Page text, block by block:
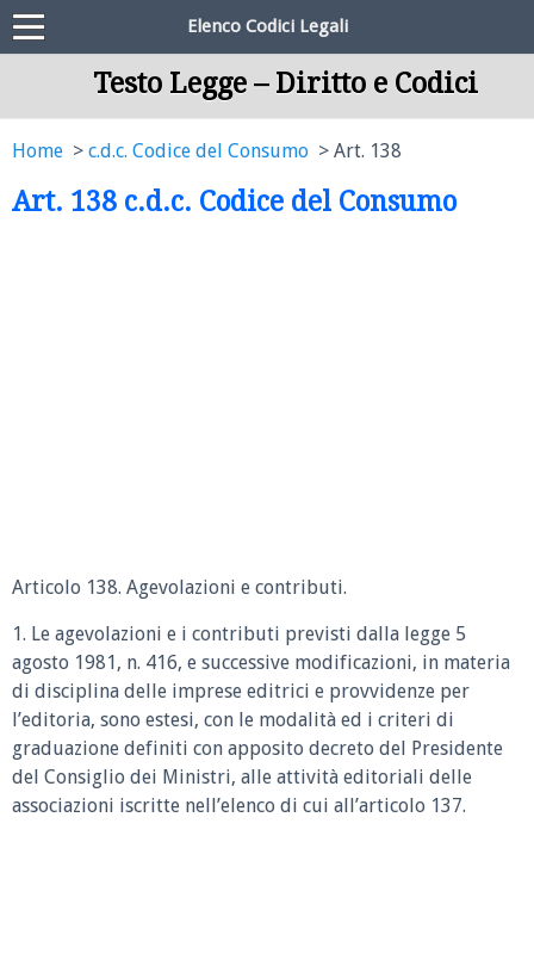
Elenco Codici Legali
Testo Legge – Diritto e Codici
Home c.d.c. Codice del Consumo Art. 138
Art. 138 c.d.c. Codice del Consumo
Articolo 138. Agevolazioni e contributi.
1. Le agevolazioni e i contributi previsti dalla legge 5
agosto 1981, n. 416, e successive modificazioni, in materia
di disciplina delle imprese editrici e provvidenze per
l’editoria, sono estesi, con le modalità ed i criteri di
graduazione definiti con apposito decreto del Presidente
del Consiglio dei Ministri, alle attività editoriali delle
associazioni iscritte nell’elenco di cui all’articolo 137.